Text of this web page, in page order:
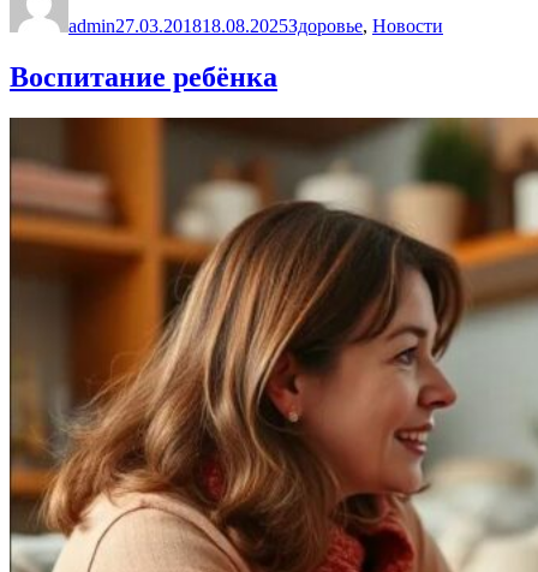
у
1,5
лет
admin27.03.201818.08.2025Здоровье, Новости
Воспитание ребёнка